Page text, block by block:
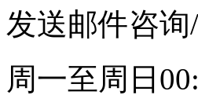
发送邮件咨询
周一至周日